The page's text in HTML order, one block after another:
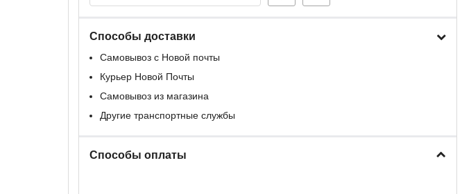
Способы доставки
Самовывоз с Новой почты
Курьер Новой Почты
Самовывоз из магазина
Другие транспортные службы
Способы оплаты